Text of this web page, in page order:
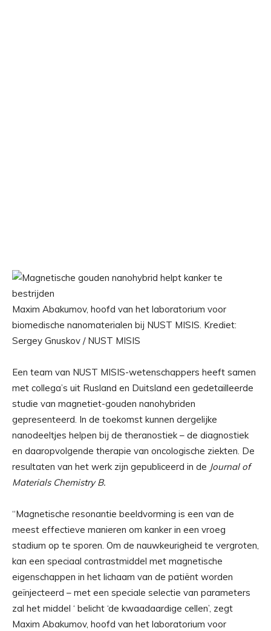
Maxim Abakumov, hoofd van het laboratorium voor
biomedische nanomaterialen bij NUST MISIS. Krediet:
Sergey Gnuskov / NUST MISIS
Een team van NUST MISIS-wetenschappers heeft samen
met collega’s uit Rusland en Duitsland een gedetailleerde
studie van magnetiet-gouden nanohybriden
gepresenteerd. In de toekomst kunnen dergelijke
nanodeeltjes helpen bij de theranostiek – de diagnostiek
en daaropvolgende therapie van oncologische ziekten. De
resultaten van het werk zijn gepubliceerd in de Journal of
Materials Chemistry B.
“Magnetische resonantie beeldvorming is een van de
meest effectieve manieren om kanker in een vroeg
stadium op te sporen. Om de nauwkeurigheid te vergroten,
kan een speciaal contrastmiddel met magnetische
eigenschappen in het lichaam van de patiënt worden
geïnjecteerd – met een speciale selectie van parameters
zal het middel ‘ belicht ‘de kwaadaardige cellen’, zegt
Maxim Abakumov, hoofd van het laboratorium voor